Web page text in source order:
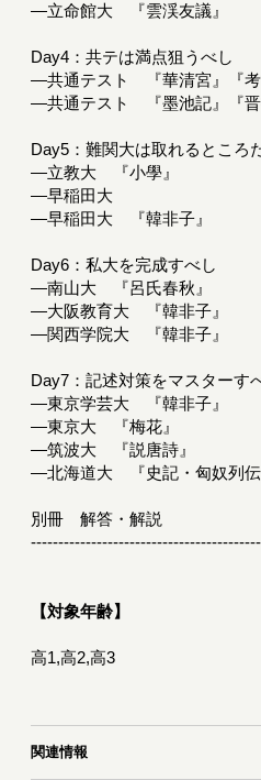
―立命館大 『雲渓友議』
Day4：共テは満点狙うべし
―共通テスト 『華清宮』『考
―共通テスト 『墨池記』『晋
Day5：難関大は取れるところ
―立教大 『小學』
―早稲田大
―早稲田大 『韓非子』
Day6：私大を完成すべし
―南山大 『呂氏春秋』
―大阪教育大 『韓非子』
―関西学院大 『韓非子』
Day7：記述対策をマスターす
―東京学芸大 『韓非子』
―東京大 『梅花』
―筑波大 『説唐詩』
―北海道大 『史記・匈奴列伝
別冊 解答・解説
【対象年齢】
高1,高2,高3
関連情報